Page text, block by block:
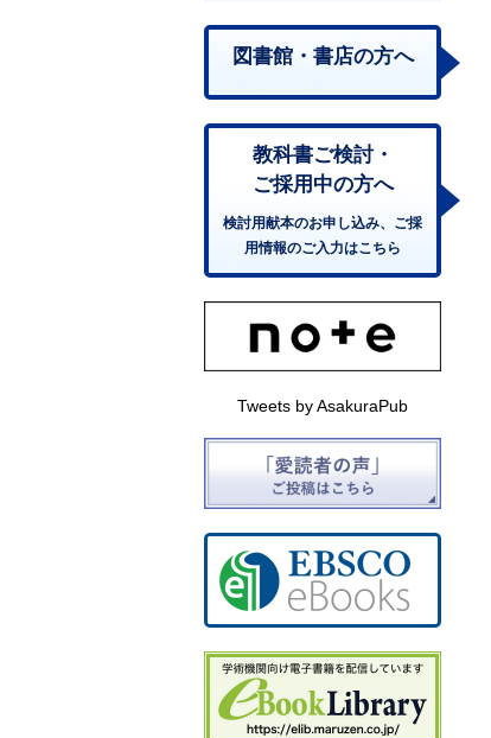
図書館・書店の方へ
教科書ご検討・
ご採用中の方へ
検討用献本のお申し込み、ご採
用情報のご入力はこちら
Tweets by AsakuraPub